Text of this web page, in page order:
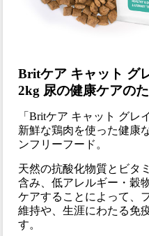
Britケア キャット グ
2kg 尿の健康ケアの
「Britケア キャット グレ
新鮮な鶏肉を使った健康
ンフリーフード。
天然の抗酸化物質とビタ
含み、低アレルギー・穀
ケアすることによって、
維持や、生涯にわたる免
す。